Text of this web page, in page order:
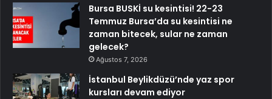
Bursa BUSKİ su kesintisi! 22-23
Temmuz Bursa’da su kesintisi ne
zaman bitecek, sular ne zaman
gelecek?
Ağustos 7, 2026
İstanbul Beylikdüzü’nde yaz spor
kursları devam ediyor